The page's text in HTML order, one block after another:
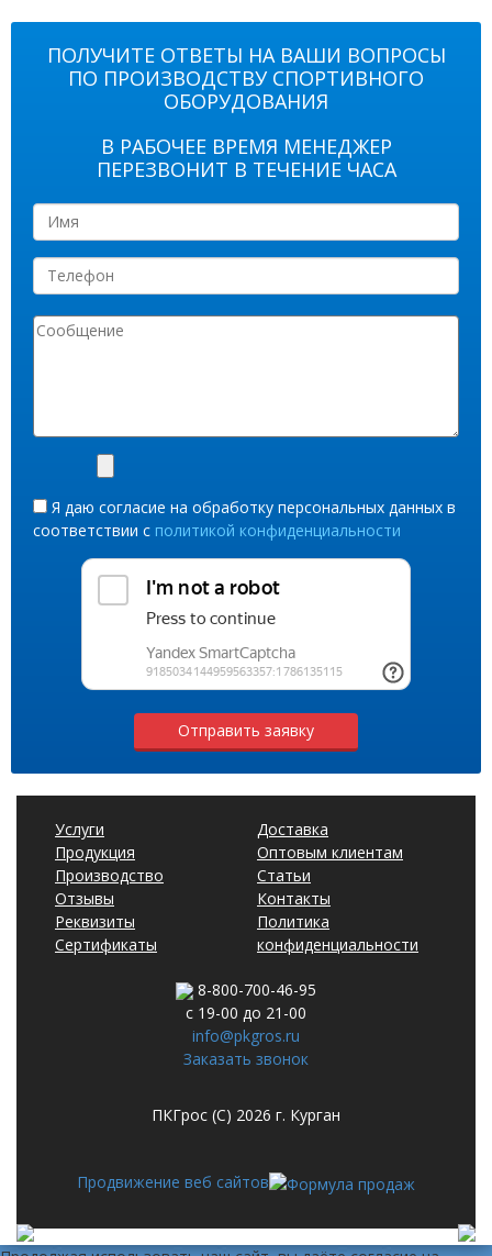
ПОЛУЧИТЕ ОТВЕТЫ НА ВАШИ ВОПРОСЫ
ПО ПРОИЗВОДСТВУ СПОРТИВНОГО
ОБОРУДОВАНИЯ
В РАБОЧЕЕ ВРЕМЯ МЕНЕДЖЕР
ПЕРЕЗВОНИТ В ТЕЧЕНИЕ ЧАСА
Я даю согласие на обработку персональных данных в
соответствии с политикой конфиденциальности
Отправить заявку
Услуги
Продукция
Производство
Отзывы
Реквизиты
Сертификаты
Доставка
Оптовым клиентам
Статьи
Контакты
Политика
конфиденциальности
8-800-700-46-95
с 19-00 до 21-00
info@pkgros.ru
Заказать звонок
ПКГрос (С) 2026 г. Курган
Продвижение веб сайтов